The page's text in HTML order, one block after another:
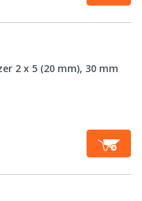
2 x 5 (20 mm), 30 mm